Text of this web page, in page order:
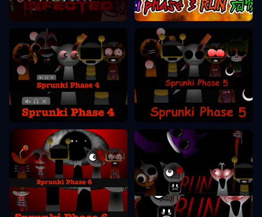
Sprunki Phase 2
Sprunki Phase 4 Sprunki Phase 5
Sprunki Phase 6
Sprunki Phase 7